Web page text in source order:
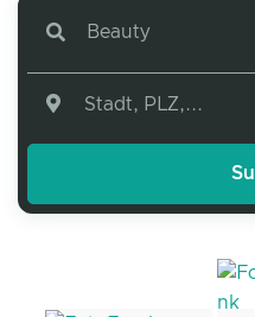
Beauty
Stadt, PLZ,...